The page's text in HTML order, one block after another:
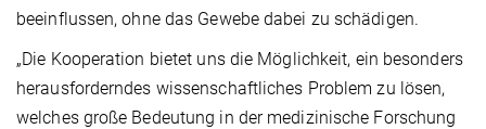
beeinflussen, ohne das Gewebe dabei zu schädigen.
„Die Kooperation bietet uns die Möglichkeit, ein besonders
herausforderndes wissenschaftliches Problem zu lösen,
welches große Bedeutung in der medizinische Forschung